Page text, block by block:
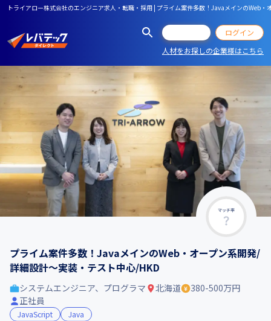
トライアロー株式会社のエンジニア求人・転職・採用 | プライム案件多数！JavaメインのWeb
ログイン
人材をお探しの企業様はこちら
マッチ率
プライム案件多数！JavaメインのWeb・オープン系開発/
詳細設計～実装・テスト中心/HKD
システムエンジニア、プログラマ 北海道
380-500万円
正社員
JavaScript
Java